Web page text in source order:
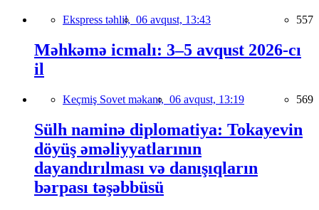
Ekspress təhlil, 06 avqust, 13:43 557
Məhkəmə icmalı: 3–5 avqust 2026-cı
il
Keçmiş Sovet məkanı, 06 avqust, 13:19 569
Sülh naminə diplomatiya: Tokayevin
döyüş əməliyyatlarının
dayandırılması və danışıqların
bərpası təşəbbüsü